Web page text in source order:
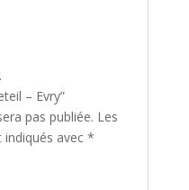
– Evry”
pas publiée. Les
avec *